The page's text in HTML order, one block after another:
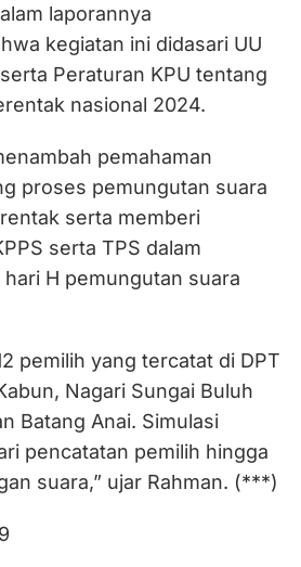
laporannya
kegiatan ini didasari UU
Peraturan KPU tentang
nasional 2024.
pemahaman
proses pemungutan suara
serta memberi
serta TPS dalam
H pemungutan suara
pemilih yang tercatat di DPT
Nagari Sungai Buluh
Batang Anai. Simulasi
pencatatan pemilih hingga
suara,” ujar Rahman. (***)